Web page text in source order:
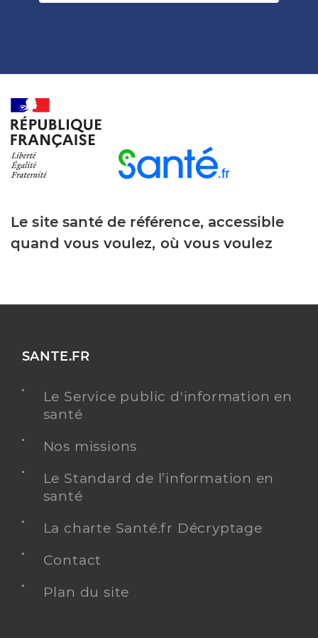
Le site santé de référence, accessible
quand vous voulez, où vous voulez
SANTE.FR
Le Service public d'information en
santé
Nos missions
Le Standard de l’information en
santé
La charte Santé.fr Décryptage
Contact
Plan du site